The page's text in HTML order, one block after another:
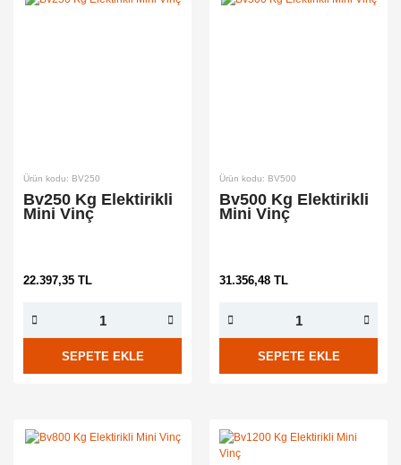
Ürün kodu: BV250
Bv250 Kg Elektirikli
Mini Vinç
22.397,35 TL
SEPETE EKLE
Ürün kodu: BV500
Bv500 Kg Elektirikli
Mini Vinç
31.356,48 TL
SEPETE EKLE